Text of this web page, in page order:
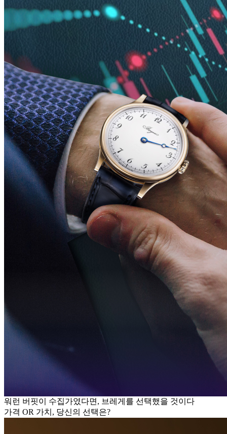
워런 버핏이 수집가였다면, 브레게를 선택했을 것이다
가격 OR 가치, 당신의 선택은?